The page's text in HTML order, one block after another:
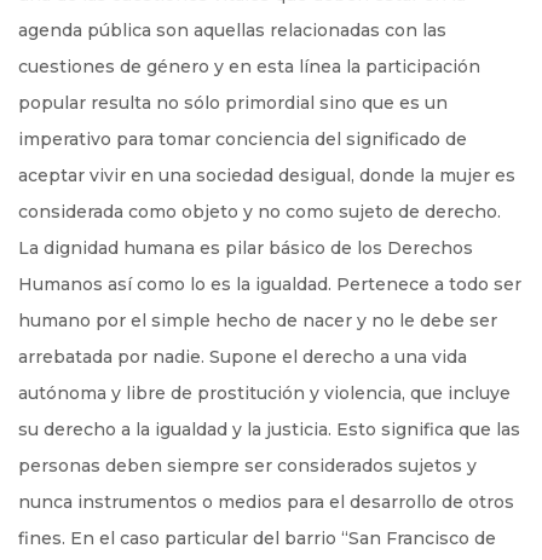
agenda pública son aquellas relacionadas con las
cuestiones de género y en esta línea la participación
popular resulta no sólo primordial sino que es un
imperativo para tomar conciencia del significado de
aceptar vivir en una sociedad desigual, donde la mujer es
considerada como objeto y no como sujeto de derecho.
La dignidad humana es pilar básico de los Derechos
Humanos así como lo es la igualdad. Pertenece a todo ser
humano por el simple hecho de nacer y no le debe ser
arrebatada por nadie. Supone el derecho a una vida
autónoma y libre de prostitución y violencia, que incluye
su derecho a la igualdad y la justicia. Esto significa que las
personas deben siempre ser considerados sujetos y
nunca instrumentos o medios para el desarrollo de otros
fines. En el caso particular del barrio “San Francisco de